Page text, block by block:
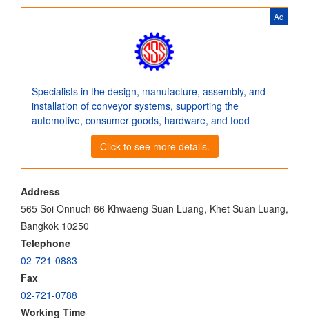
Ad
Specialists in the design, manufacture, assembly, and
installation of conveyor systems, supporting the
automotive, consumer goods, hardware, and food
Click to see more details.
Address
565 Soi Onnuch 66 Khwaeng Suan Luang, Khet Suan Luang,
Bangkok 10250
Telephone
02-721-0883
Fax
02-721-0788
Working Time